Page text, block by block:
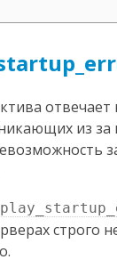
из за
строго